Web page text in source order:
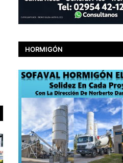
HORMIGÓN